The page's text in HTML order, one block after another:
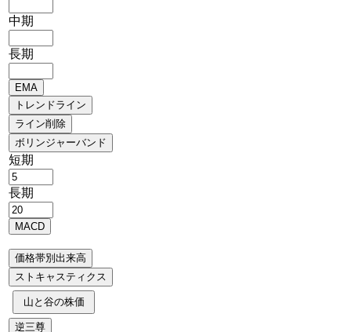
中期
長期
短期
長期